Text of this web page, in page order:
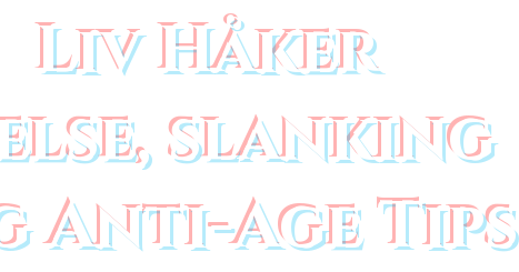
Liv Håker
slanking
Anti-Age Tips